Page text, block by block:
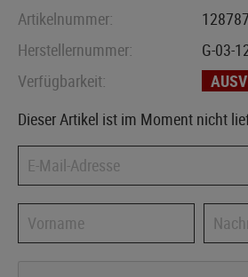
Artikelnummer:
Herstellernummer:
G-03-
Verfügbarkeit:
Dieser Artikel ist im Moment nicht